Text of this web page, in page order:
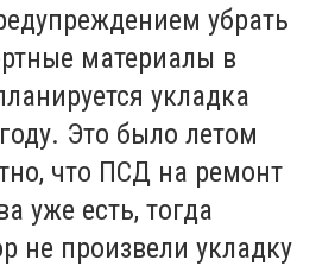
убрать
материалы в
укладка
Это было летом
что ПСД на ремонт
уже есть, тогда
не произвели укладку